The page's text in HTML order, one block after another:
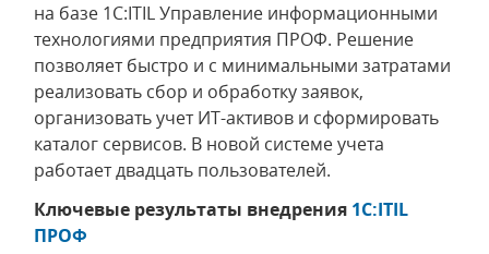
на базе 1С:ITIL Управление информационными
технологиями предприятия ПРОФ. Решение
позволяет быстро и с минимальными затратами
реализовать сбор и обработку заявок,
организовать учет ИТ-активов и сформировать
каталог сервисов. В новой системе учета
работает двадцать пользователей.
Ключевые результаты внедрения 1С:ITIL
ПРОФ